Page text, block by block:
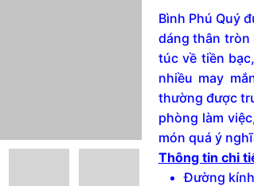
Bình Phú Quý
dáng thân tròn
túc về tiền
nhiều may
thường được
phòng làm
món quá ý
Thông tin chi
Đường
Đậu,
hoa
Phù
Dung
vẽ
vàng
24K,
cao
32cm
quantity